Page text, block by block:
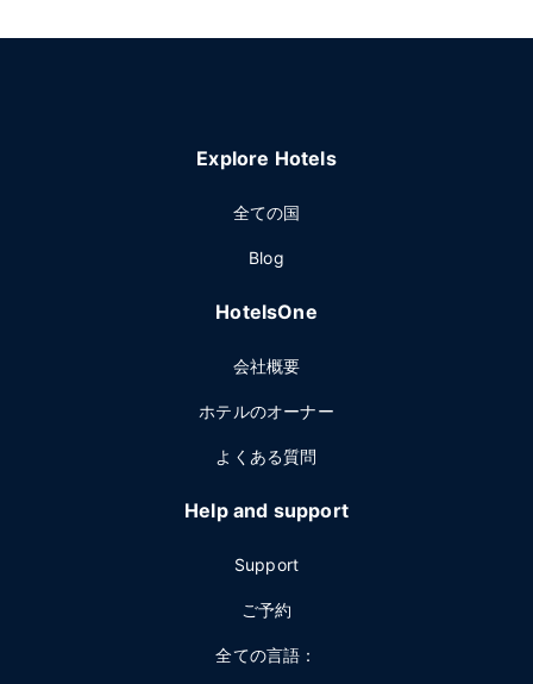
Explore Hotels
全ての国
Blog
HotelsOne
会社概要
ホテルのオーナー
よくある質問
Help and support
Support
ご予約
全ての言語：